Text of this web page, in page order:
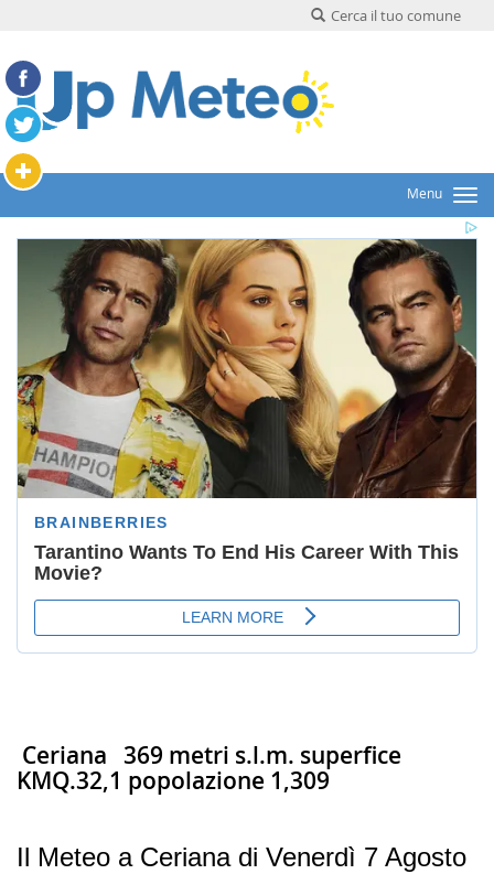
Cerca il tuo comune
Menu
Ceriana 369 metri s.l.m. superfice
KMQ.32,1 popolazione 1,309
Il Meteo a Ceriana di Venerdì 7 Agosto